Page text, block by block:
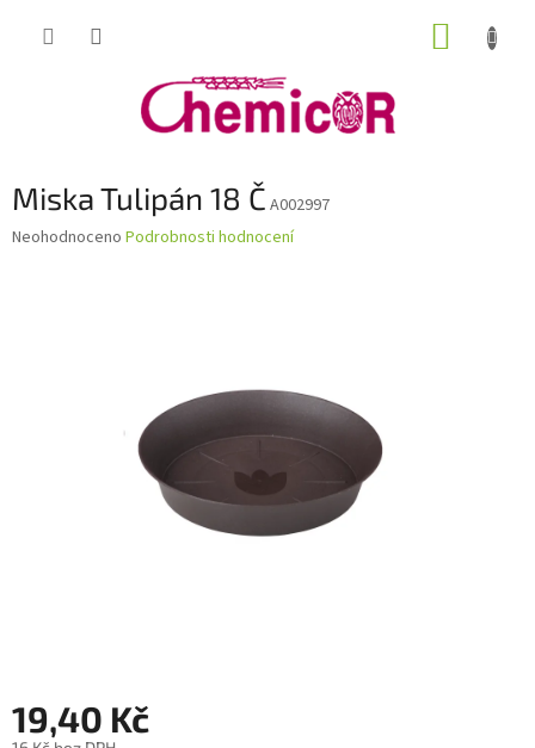
Miska Tulipán 18 Č A002997
Průměrné
Neohodnoceno Podrobnosti hodnocení
19,40 Kč